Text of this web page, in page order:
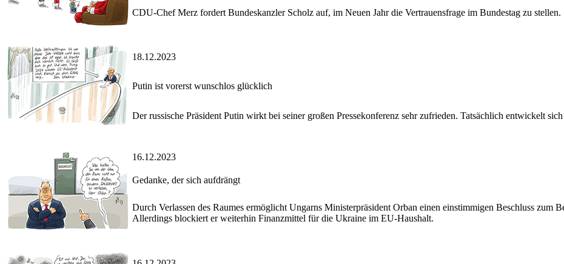
CDU-Chef Merz fordert Bundeskanzler Scholz auf, im Neuen Jahr die Vertrauensfrage im Bundestag zu stellen.
18.12.2023
Putin ist vorerst wunschlos glücklich
Der russische Präsident Putin wirkt bei seiner großen Pressekonferenz sehr zufrieden. Tatsächlich entwickelt
16.12.2023
Gedanke, der sich aufdrängt
Durch Verlassen des Raumes ermöglicht Ungarns Ministerpräsident Orban einen einstimmigen Beschluss
Allerdings blockiert er weiterhin Finanzmittel für die Ukraine im EU-Haushalt.